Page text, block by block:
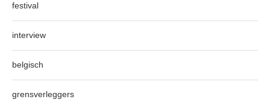
festival
interview
belgisch
grensverleggers